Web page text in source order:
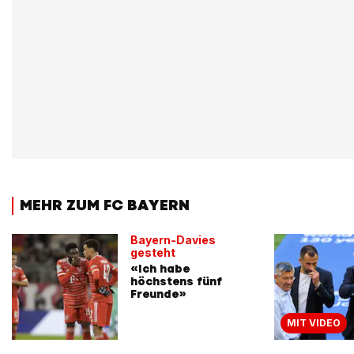
MEHR ZUM FC BAYERN
Bayern-Davies
gesteht
«Ich habe
höchstens fünf
Freunde»
MIT VIDEO